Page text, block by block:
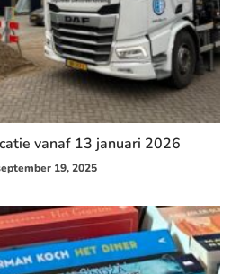
vanaf 13 januari 2026
19, 2025